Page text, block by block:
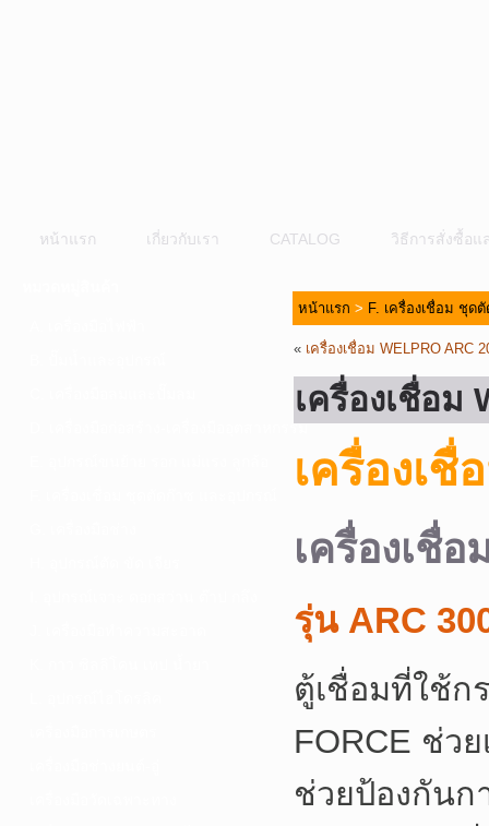
หน้าแรก เกี่ยวกับเรา CATALOG วิธีการสั่งซื้อแ
D. เครื่องมือก่อสร้าง-เครื่องมืออุตสาหกรรม
หน้าแรก > F. เครื่องเชื่อม ชุด
« เครื่องเชื่อม WELPRO ARC
เครื่องเชื่อม
เครื่องเชื่
เครื่องเชื่
รุ่น ARC
ตู้เชื่อมที่ใช้ก
FORCE ช่ว
ช่วยป้องกันก